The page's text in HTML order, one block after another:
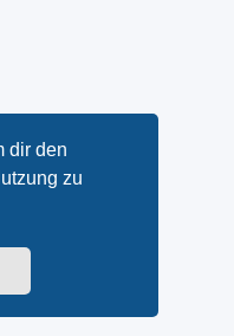
dir den
zu